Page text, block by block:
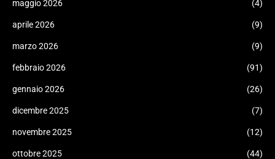
maggio 2026 (4)
aprile 2026 (9)
marzo 2026 (9)
febbraio 2026 (91)
gennaio 2026 (26)
dicembre 2025 (7)
novembre 2025 (12)
ottobre 2025 (44)